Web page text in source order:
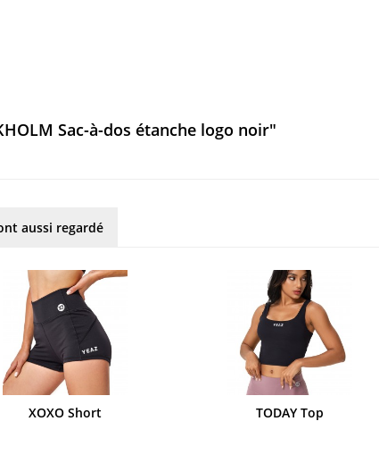
Sac-à-dos étanche logo noir"
aussi regardé
XOXO Short TODAY Top